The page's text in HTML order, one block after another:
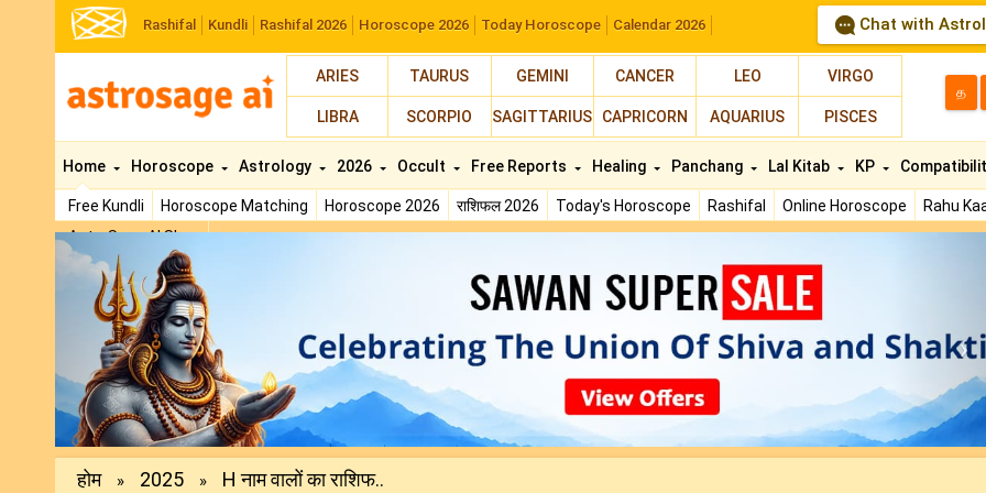
Rashifal Kundli Rashifal 2026 Horoscope 2026 Today Horoscope Calendar 2026 Chat with
ARIES TAURUS GEMINI CANCER LEO VIRGO
LIBRA SCORPIO SAGITTARIUS CAPRICORN AQUARIUS PISCES
த
Home
Free Kundli Horoscope Matching Horoscope 2026 राशिफल 2026 Today's Horoscope Rashifal Online Horoscope Rahu
AstroSage AI Shop
Horoscope Astrology 2026 Occult Free Reports Healing Panchang Lal Kitab KP
Previous
होम » 2025 » H नाम वालों का राशिफ..